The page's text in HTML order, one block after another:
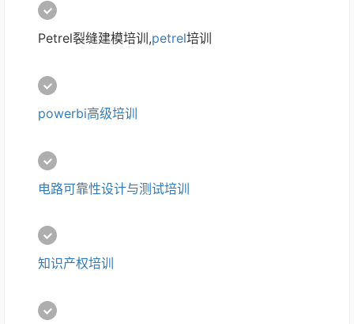
Petrel裂缝建模培训,petrel培训
powerbi高级培训
电路可靠性设计与测试培训
知识产权培训